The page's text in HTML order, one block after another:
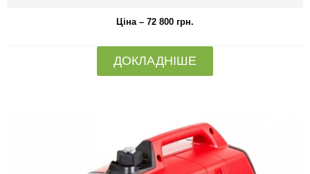
Ціна – 72 800 грн.
ДОКЛАДНІШЕ